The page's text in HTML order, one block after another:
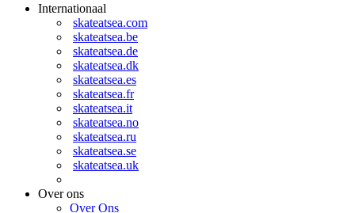
Internationaal
skateatsea.com
skateatsea.be
skateatsea.de
skateatsea.dk
skateatsea.es
skateatsea.fr
skateatsea.it
skateatsea.no
skateatsea.ru
skateatsea.se
skateatsea.uk
Over ons
Over Ons